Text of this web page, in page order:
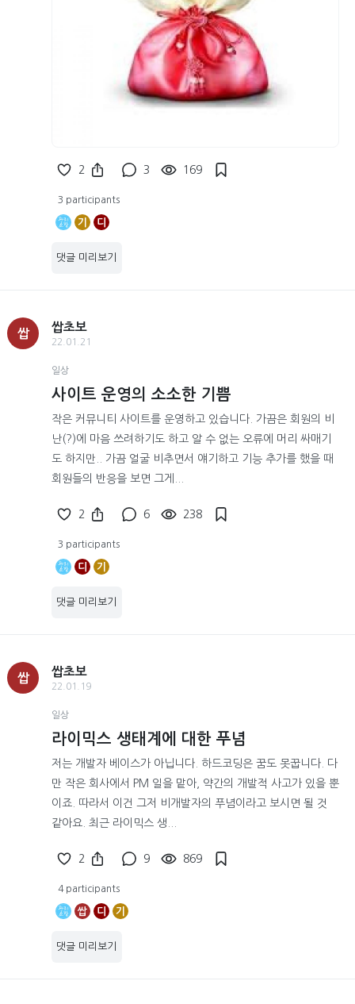
2 3 169
3 participants
기 디
댓글 미리보기
쌉
쌉초보
22.01.21
일상
사이트 운영의 소소한 기쁨
작은 커뮤니티 사이트를 운영하고 있습니다. 가끔은 회원의 비
난(?)에 마음 쓰려하기도 하고 알 수 없는 오류에 머리 싸매기
도 하지만.. 가끔 얼굴 비추면서 얘기하고 기능 추가를 했을 때
회원들의 반응을 보면 그게...
2 6 238
3 participants
디 기
댓글 미리보기
쌉
쌉초보
22.01.19
일상
라이믹스 생태계에 대한 푸념
저는 개발자 베이스가 아닙니다. 하드코딩은 꿈도 못꿉니다. 다
만 작은 회사에서 PM 일을 맡아, 약간의 개발적 사고가 있을 뿐
이죠. 따라서 이건 그저 비개발자의 푸념이라고 보시면 될 것
같아요. 최근 라이믹스 생...
2 9 869
4 participants
쌉 디 기
댓글 미리보기